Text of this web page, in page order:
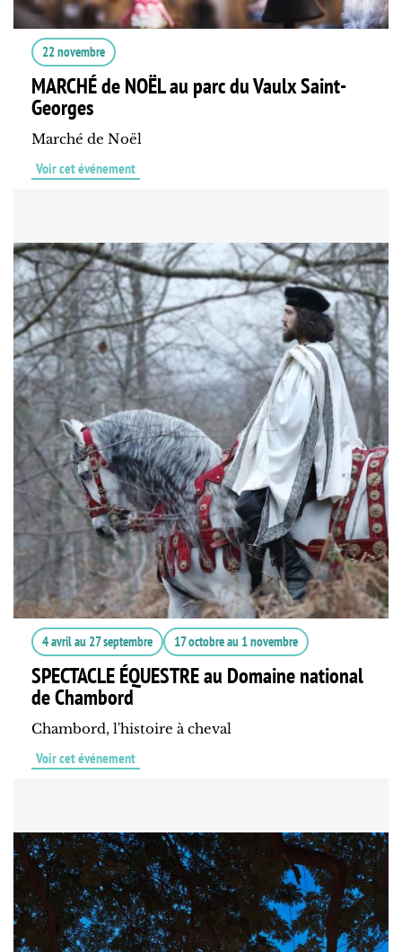
22 novembre
MARCHÉ de NOËL au parc du Vaulx Saint-
Georges
Marché de Noël
Voir cet événement
4 avrilau 27 septembre 17 octobreau 1 novembre
SPECTACLE ÉQUESTRE au Domaine national
de Chambord
Chambord, l'histoire à cheval
Voir cet événement